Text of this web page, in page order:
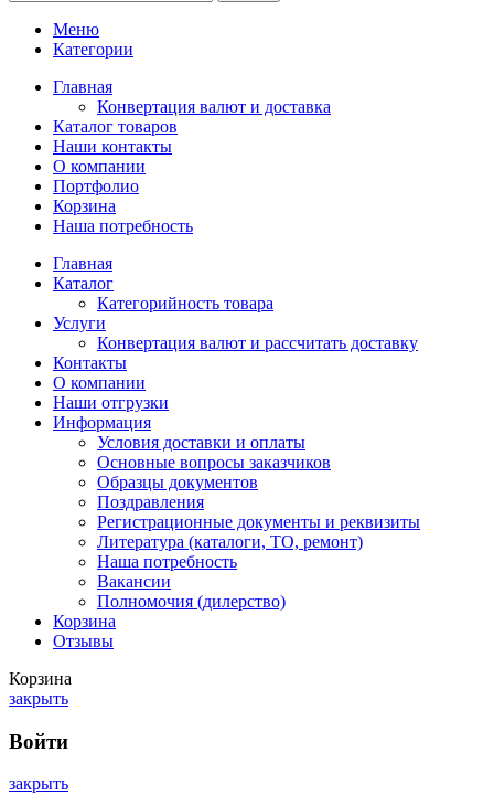
Меню
Категории
Главная
Конвертация валют и доставка
Каталог товаров
Наши контакты
О компании
Портфолио
Корзина
Наша потребность
Главная
Каталог
Категорийность товара
Услуги
Конвертация валют и рассчитать доставку
Контакты
О компании
Наши отгрузки
Информация
Условия доставки и оплаты
Основные вопросы заказчиков
Образцы документов
Поздравления
Регистрационные документы и реквизиты
Литература (каталоги, ТО, ремонт)
Наша потребность
Вакансии
Полномочия (дилерство)
Корзина
Отзывы
Корзина
закрыть
Войти
закрыть